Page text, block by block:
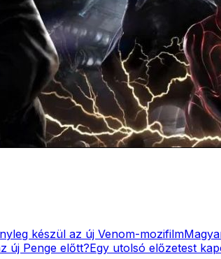
készül az új Venom-mozifilm
új Penge előtt?Egy utolsó előzetest